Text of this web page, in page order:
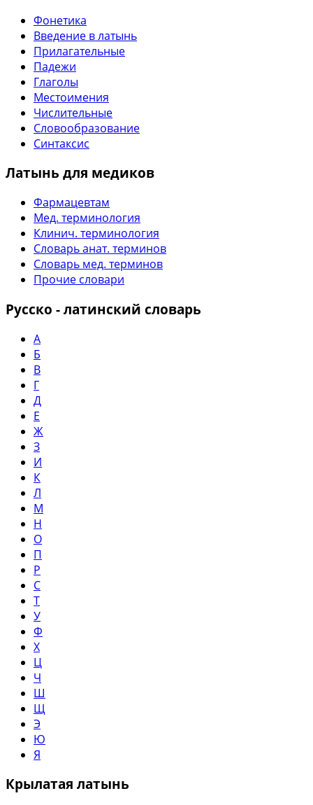
Фонетика
Введение в латынь
Прилагательные
Падежи
Глаголы
Местоимения
Числительные
Словообразование
Синтаксис
Латынь для медиков
Фармацевтам
Мед. терминология
Клинич. терминология
Словарь анат. терминов
Словарь мед. терминов
Прочие словари
Русско - латинский словарь
А
Б
В
Г
Д
Е
Ж
З
И
К
Л
М
Н
О
П
Р
С
Т
У
Ф
Х
Ц
Ч
Ш
Щ
Э
Ю
Я
Крылатая латынь